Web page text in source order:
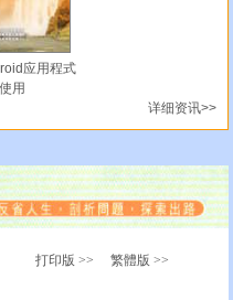
应用程式
用
详细资讯>>
打印版 >> 繁體版 >>